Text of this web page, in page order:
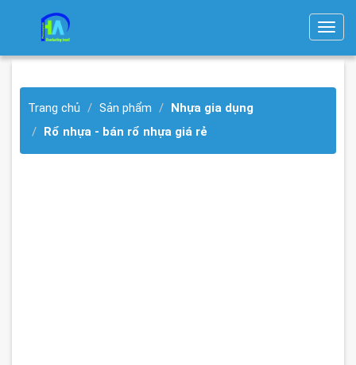
T
g
Trang chủ Sản phẩm
Nhựa gia dụng
Rổ nhựa - bán rổ nhựa giá rẻ